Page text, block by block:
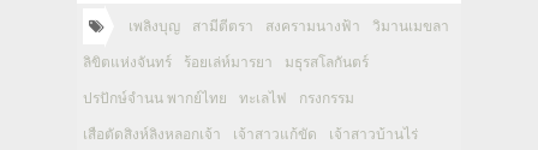
เพลิงบุญ สามีตีตรา สงครามนางฟ้า วิมานเมขลา
ลิขิตแห่งจันทร์ ร้อยเล่ห์มารยา มธุรสโลกันตร์
ปรปักษ์จำนน พากย์ไทย ทะเลไฟ กรงกรรม
เสือตัดสิงห์ลิงหลอกเจ้า เจ้าสาวแก้ขัด เจ้าสาวบ้านไร่